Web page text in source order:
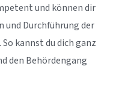
und können dir
und Durchführung der
kannst du dich ganz
den Behördengang